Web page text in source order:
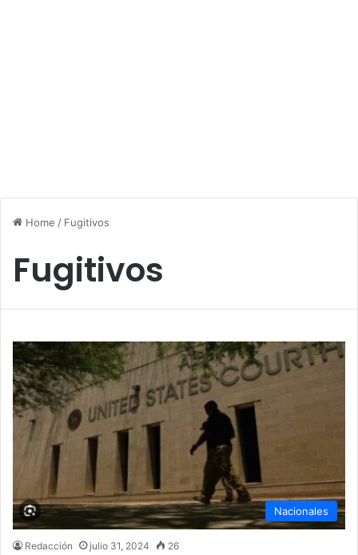
Home / Fugitivos
Fugitivos
Nacionales
Redacción julio 31, 2024 26